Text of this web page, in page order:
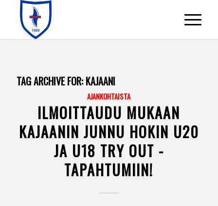
TAG ARCHIVE FOR: KAJAANI
AJANKOHTAISTA
ILMOITTAUDU MUKAAN
KAJAANIN JUNNU HOKIN U20
JA U18 TRY OUT -
TAPAHTUMIIN!